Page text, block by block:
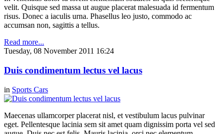
velit. Quisque sed massa ut augue placerat malesuada id fermentum
risus. Donec a iaculis urna. Phasellus leo justo, commodo ac
accumsan non, sagittis a tellus.
Read more...
Tuesday, 08 November 2011 16:24
Duis condimentum lectus vel lacus
in Sports Cars
Maecenas ullamcorper placerat nisl, et vestibulum lacus pulvinar
eget. Pellentesque lacinia sem sit amet quam dignissim porta vel sed